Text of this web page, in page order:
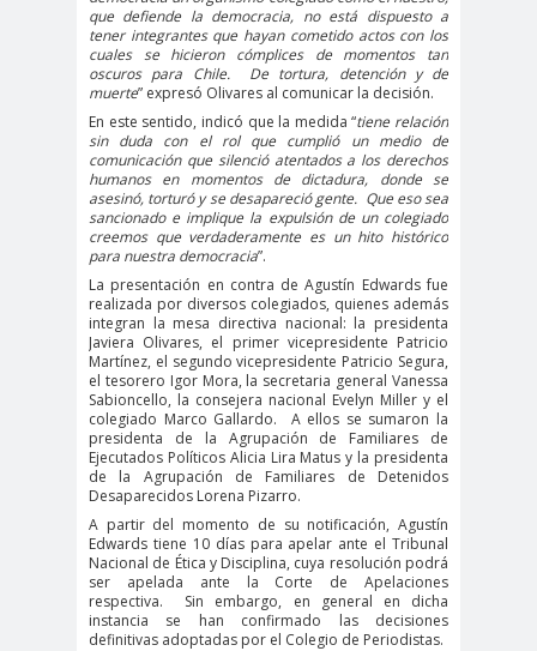
digital
violencia
Acuerdo por la
paz
Acuerdo por la Paz y
Nueva
Acuerdo por la Paz y Nueva
Constitución
ADN
adultos
mayores
Afganistá
n
AFUCA
P
agresió
n
agresión
periodistas
agresion
es
agresiones a la
prensa
Alberto Gato
Gamboa
Alcaldía Ciudadana de
Valparaíso
Alejandra
Riveros
Alejandro
Navarro
Alejandro
que defiende la democracia, no está dispuesto a
tener integrantes que hayan cometido actos con los
cuales se hicieron cómplices de momentos tan
oscuros para Chile.
De tortura, detención y de
muerte” expresó Olivares al comunicar la decisión.
En este sentido, indicó que la medida “tiene relación
sin duda con el rol que cumplió un medio de
comunicación que silenció atentados a los derechos
humanos en momentos de dictadura, donde se
asesinó, torturó y se desapareció gente. Que eso sea
sancionado e implique la expulsión de un colegiado
creemos que verdaderamente es un hito histórico
para nuestra democracia”.
La presentación en contra de Agustín Edwards fue
realizada por diversos colegiados, quienes además
integran la mesa directiva nacional: la presidenta
Javiera Olivares, el primer vicepresidente Patricio
Martínez, el segundo vicepresidente Patricio Segura,
el tesorero Igor Mora, la secretaria general Vanessa
Sabioncello, la consejera nacional Evelyn Miller y el
colegiado Marco Gallardo.
A ellos se sumaron la
presidenta de la Agrupación de Familiares de
Ejecutados Políticos Alicia Lira Matus y la presidenta
de la Agrupación de Familiares de Detenidos
Desaparecidos Lorena Pizarro.
A partir del momento de su notificación, Agustín
Edwards tiene 10 días para apelar ante el Tribunal
Nacional de Ética y Disciplina, cuya resolución podrá
ser apelada ante la Corte de Apelaciones
respectiva.
Sin embargo, en general en dicha
instancia se han confirmado las decisiones
definitivas adoptadas por el Colegio de Periodistas.